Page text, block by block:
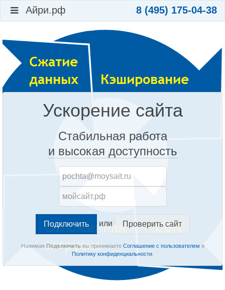
Айри.рф 8 (495) 175-04-38
Ускорение сайта
Стабильная работа
и высокая доступность
или Проверить сайт
Нажимая Подключитьвы принимаете Соглашение с пользователем и
Политику конфиденциальности.